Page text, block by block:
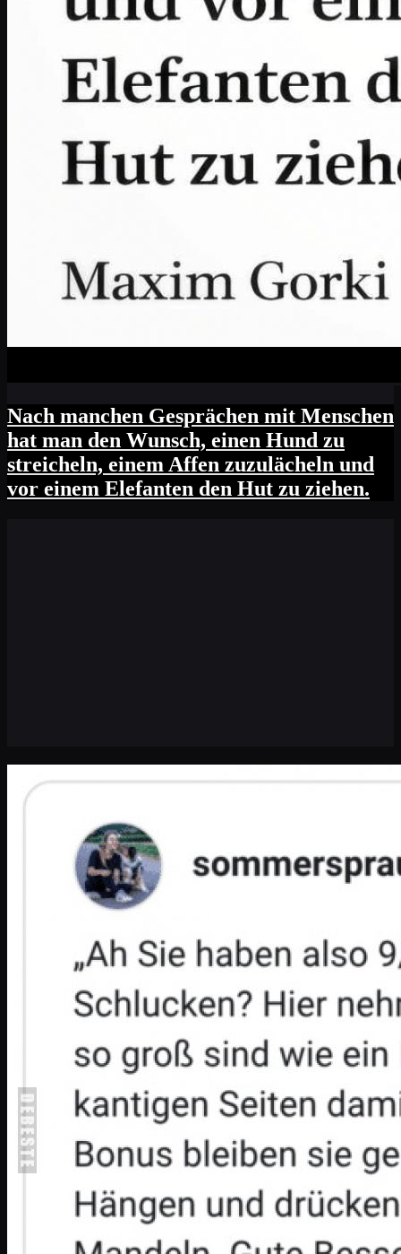
Nach manchen Gesprächen mit Menschen
hat man den Wunsch, einen Hund zu
streicheln, einem Affen zuzulächeln und
vor einem Elefanten den Hut zu ziehen.